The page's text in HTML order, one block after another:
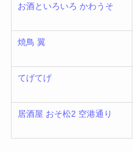
お酒といろいろ かわうそ
焼鳥 翼
てげてげ
居酒屋 おそ松2 空港通り